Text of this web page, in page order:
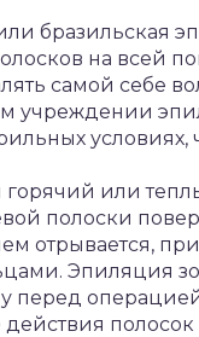
бразильская
на всей
самой себе
учреждении
условиях,
горячий или
полоски
отрывается,
Эпиляция
перед